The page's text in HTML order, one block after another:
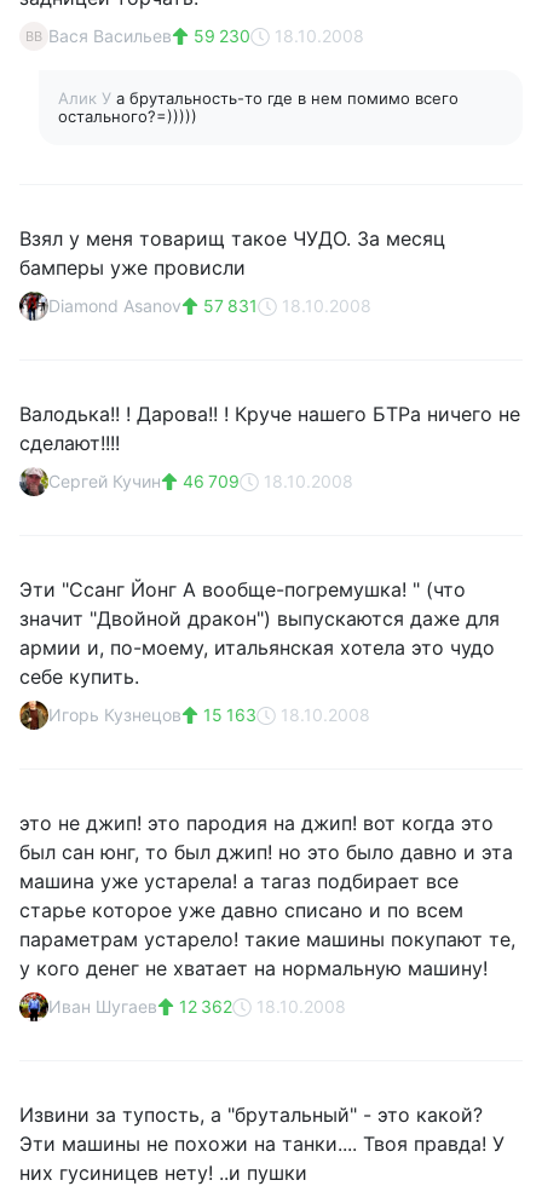
ВВ Вася Васильев 59 230 18.10.2008
Алик У а брутальность-то где в нем помимо всего
остального?=)))))
Взял у меня товарищ такое ЧУДО. За месяц
бамперы уже провисли
Diamond Asanov 57 831 18.10.2008
Валодька!! ! Дарова!! ! Круче нашего БТРа ничего не
сделают!!!!
Сергей Кучин 46 709 18.10.2008
Эти "Ссанг Йонг А вообще-погремушка! " (что
значит "Двойной дракон") выпускаются даже для
армии и, по-моему, итальянская хотела это чудо
себе купить.
Игорь Кузнецов 15 163 18.10.2008
это не джип! это пародия на джип! вот когда это
был сан юнг, то был джип! но это было давно и эта
машина уже устарела! а тагаз подбирает все
старье которое уже давно списано и по всем
параметрам устарело! такие машины покупают те,
у кого денег не хватает на нормальную машину!
Иван Шугаев 12 362 18.10.2008
Извини за тупость, а "брутальный" - это какой?
Эти машины не похожи на танки.... Твоя правда! У
них гусиницев нету! ..и пушки